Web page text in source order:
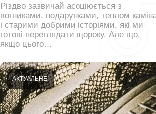
Різдво зазвичай асоціюється з
вогниками, подарунками, теплом
і старими добрими історіями, які ми
готові переглядати щороку. Але що,
якщо цього…
АКТУАЛЬНЕ!